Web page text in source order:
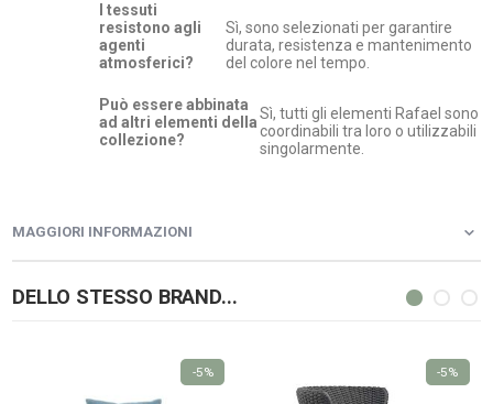
I tessuti
resistono agli
agenti
atmosferici?
Sì, sono selezionati per garantire
durata, resistenza e mantenimento
del colore nel tempo.
Può essere abbinata
ad altri elementi della
collezione?
Sì, tutti gli elementi Rafael sono
coordinabili tra loro o utilizzabili
singolarmente.
MAGGIORI INFORMAZIONI
DELLO STESSO BRAND...
-5% -5%